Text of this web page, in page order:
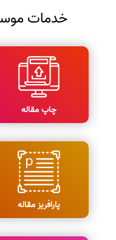
خدمات
چاپ مقاله
پارافریز مقاله